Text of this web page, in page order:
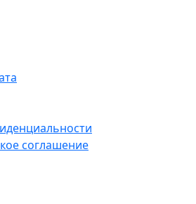
соглашение